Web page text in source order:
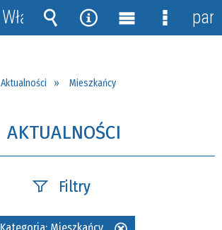
Aktualności Mieszkańcy
AKTUALNOŚCI
Filtry
Szukana fraza
Włącz
powiadomienia
Wyszukiwarka
Narzędzia
MenuMenu